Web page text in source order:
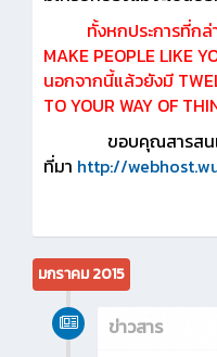
ทั้งหกประการที่กล่
MAKE PEOPLE LIKE
นอกจากนี้แล้วยังมี
TO YOUR WAY OF
ขอบคุณสารส
ที่มา http://
มกราคม 2015
ข่าวสาร